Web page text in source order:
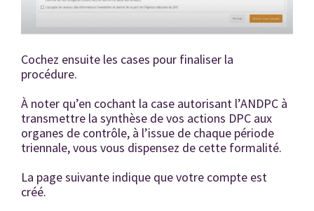
Cochez ensuite les cases pour finaliser la
procédure.
À noter qu’en cochant la case autorisant l’ANDPC à
transmettre la synthèse de vos actions DPC aux
organes de contrôle, à l’issue de chaque période
triennale, vous vous dispensez de cette formalité.
La page suivante indique que votre compte est
créé.